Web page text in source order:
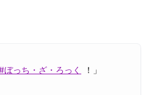
ぼっち・ざ・ろっく
！」